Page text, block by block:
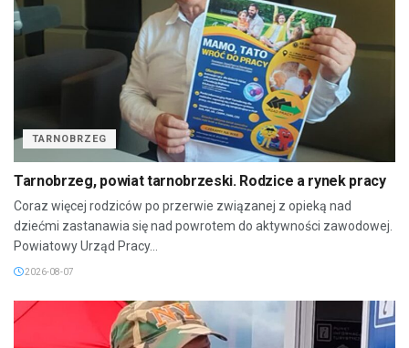
TARNOBRZEG
Tarnobrzeg, powiat tarnobrzeski. Rodzice a rynek pracy
Coraz więcej rodziców po przerwie związanej z opieką nad
dziećmi zastanawia się nad powrotem do aktywności zawodowej.
Powiatowy Urząd Pracy...
2026-08-07